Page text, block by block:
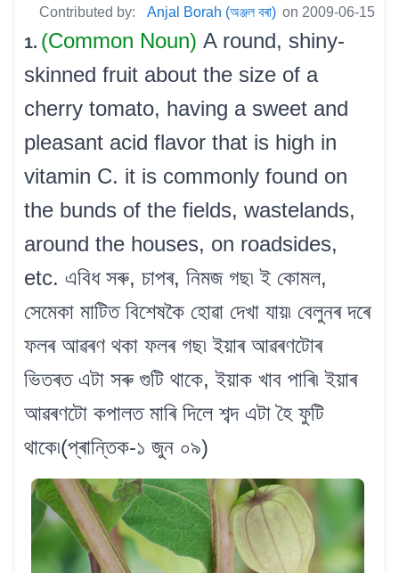
Contributed by: Anjal Borah (অঞ্জল বৰা) on 2009-06-15
1. (Common Noun) A round, shiny-
skinned fruit about the size of a
cherry tomato, having a sweet and
pleasant acid flavor that is high in
vitamin C. it is commonly found on
the bunds of the fields, wastelands,
around the houses, on roadsides,
etc. এবিধ সৰু, চাপৰ, নিমজ গছ৷ ই কোমল,
সেমেকা মাটিত বিশেষকৈ হোৱা দেখা যায়৷ বেলুনৰ দৰে
ফলৰ আৱৰণ থকা ফলৰ গছ৷ ইয়াৰ আৱৰণটোৰ
ভিতৰত এটা সৰু গুটি থাকে, ইয়াক খাব পাৰি৷ ইয়াৰ
আৱৰণটো কপালত মাৰি দিলে শব্দ এটা হৈ ফুটি
থাকে৷(প্ৰান্তিক-১ জুন ০৯)